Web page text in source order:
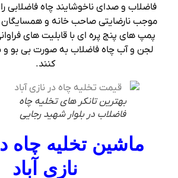
فاضلاب و صدای ناخوشایند چاه فاضلابی
موجب نارضایتی صاحب خانه و همسایگان
پمپ های پنج پره ای با قابلیت های
لجن و آب چاه فاضلاب به صورت بی بو و
کنند.
بهترین تانکر های تخلیه چاه
فاضلاب در بلوار شهید رجایی
ماشین تخلیه چاه
نازی آباد